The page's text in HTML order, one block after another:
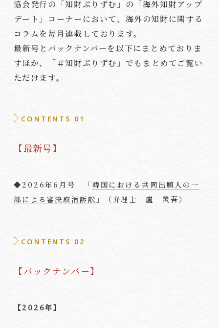
協会発行の「知財ぷりずむ」の「海外知財アップ
デート」コーナーにおいて、海外の知財に関する
コラムを毎月連載しております。
最新号とバックナンバーを以下にまとめておりま
すほか、「＃知財ぷりずむ 」でもまとめてご覧い
ただけます。
CONTENTS 01
【最新号】
◆2026年6月号 「韓国における共同出願人の一
部による審決取消訴訟 」（弁理士 盧 炅吾）
CONTENTS 02
【バックナンバー】
【2026年】